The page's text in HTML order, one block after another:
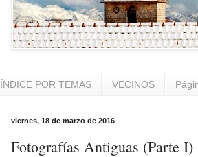
ÍNDICE POR TEMAS VECINOS
viernes, 18 de marzo de 2016
Fotografías Antiguas (Parte I)